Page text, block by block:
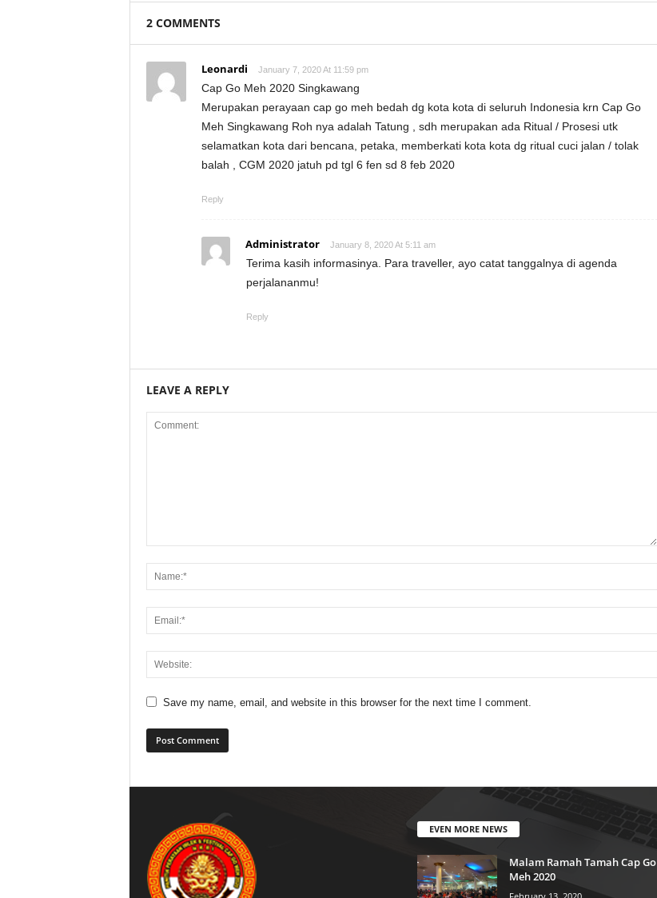
2 COMMENTS
Leonardi January 7, 2020 At 11:59 pm
Cap Go Meh 2020 Singkawang
Merupakan perayaan cap go meh bedah dg kota kota di seluruh Indonesia krn Cap Go
Meh Singkawang Roh nya adalah Tatung , sdh merupakan ada Ritual / Prosesi utk
selamatkan kota dari bencana, petaka, memberkati kota kota dg ritual cuci jalan / tolak
balah , CGM 2020 jatuh pd tgl 6 fen sd 8 feb 2020
Reply
Administrator January 8, 2020 At 5:11 am
Terima kasih informasinya. Para traveller, ayo catat tanggalnya di agenda
perjalananmu!
Reply
LEAVE A REPLY
Save my name, email, and website in this browser for the next time I comment.
EVEN MORE NEWS
Malam Ramah Tamah Cap Go
Meh 2020